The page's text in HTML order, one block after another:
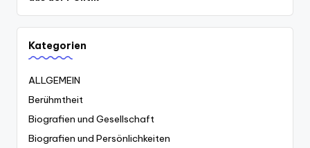
Kategorien
ALLGEMEIN
Berühmtheit
Biografien und Gesellschaft
Biografien und Persönlichkeiten